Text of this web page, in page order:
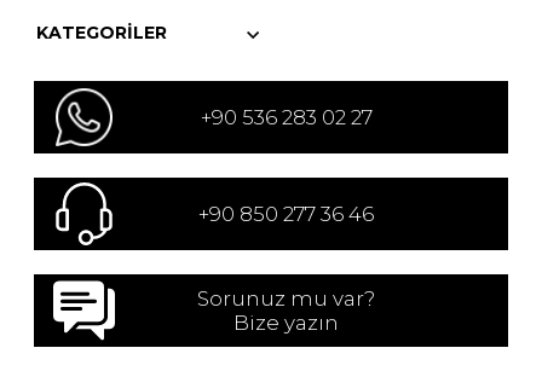
KATEGORILER
+90 536 283 02 27
+90 850 277 36 46
Sorunuz mu var?
Bize yazın